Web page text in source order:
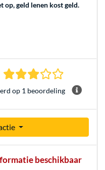
op, geld lenen kost geld.
op 1 beoordeling
beschikbaar